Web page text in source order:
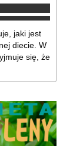
jaki jest
diecie. W
się, że